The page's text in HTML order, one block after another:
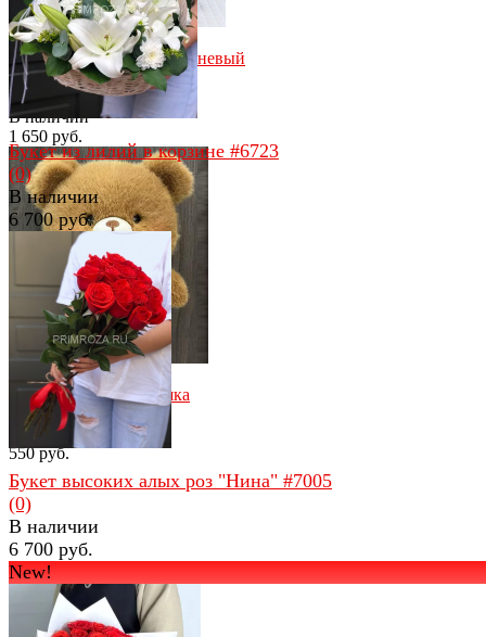
избранное сравнить
Мишка с бантиком коричневый
(50 см)
(0)
В наличии
1 650 руб.
избранное сравнить
Пушистый мини-мишка
(0)
В наличии
550 руб.
избранное сравнить
избранное сравнить
Букет из лилий в корзине #6723
(0)
В наличии
6 700 руб.
Букет высоких алых роз "Нина" #7005
(0)
В наличии
6 700 руб.
New!